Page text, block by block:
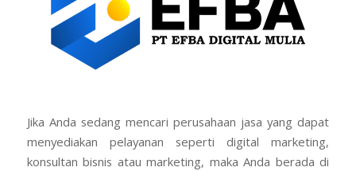
Jika Anda sedang mencari perusahaan jasa yang dapat
menyediakan pelayanan seperti digital marketing,
konsultan bisnis atau marketing, maka Anda berada di